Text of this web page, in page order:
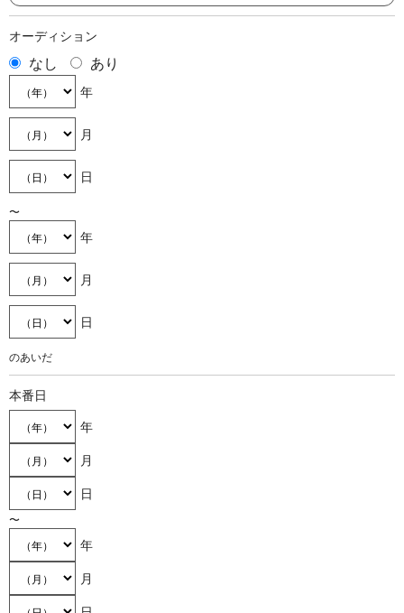
オーディション
なし あり
年
月
日
〜
年
月
日
のあいだ
本番日
年
月
日
〜
年
月